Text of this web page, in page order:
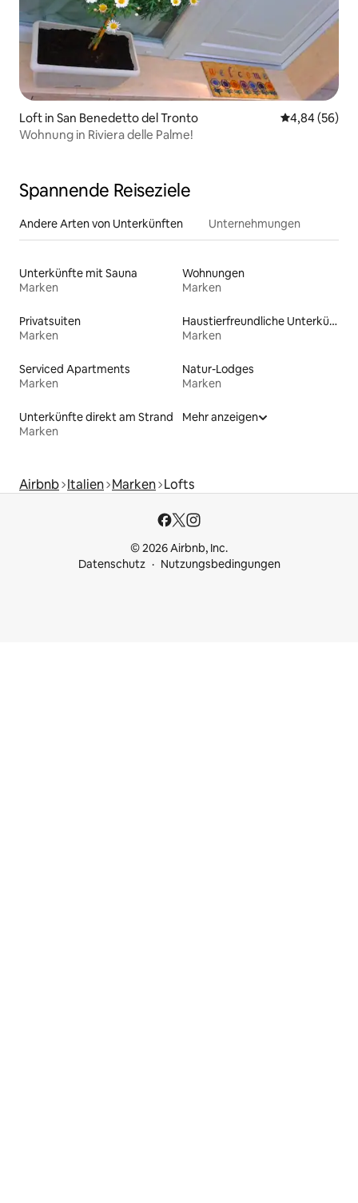
Loft in San Benedetto del Tronto
4,84 (56)
Wohnung in Riviera delle Palme!
Spannende Reiseziele
Andere Arten von Unterkünften Unternehmungen
Unterkünfte mit Sauna
Marken
Wohnungen
Marken
Privatsuiten
Marken
Haustierfreundliche Unterkünfte
Marken
Serviced Apartments
Marken
Natur-Lodges
Marken
Unterkünfte direkt am Strand
Marken
Mehr anzeigen
Airbnb Italien Marken Lofts
© 2026 Airbnb, Inc.
Datenschutz
Nutzungsbedingungen